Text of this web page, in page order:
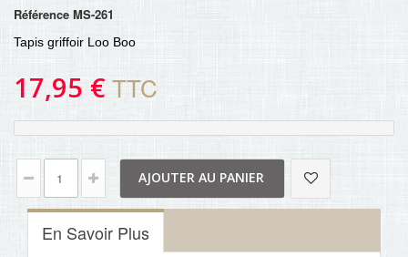
Référence MS-261
Tapis griffoir Loo Boo
17,95 € TTC
AJOUTER AU PANIER
En Savoir Plus